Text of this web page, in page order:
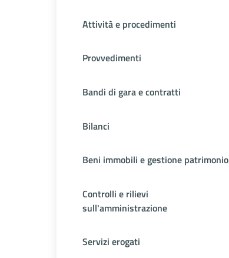
Attività e procedimenti
Provvedimenti
Bandi di gara e contratti
Bilanci
Beni immobili e gestione patrimonio
Controlli e rilievi
sull'amministrazione
Servizi erogati